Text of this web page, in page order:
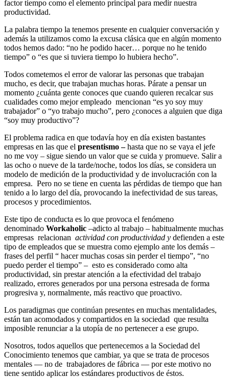
factor tiempo como el elemento principal para medir nuestra
productividad.
La palabra tiempo la tenemos presente en cualquier conversación y
además la utilizamos como la excusa clásica que en algún momento
todos hemos dado: “no he podido hacer… porque no he tenido
tiempo” o “es que si tuviera tiempo lo hubiera hecho”.
Todos cometemos el error de valorar las personas que trabajan
mucho, es decir, que trabajan muchas horas. Párate a pensar un
momento ¿cuánta gente conoces que cuando quieren recalcar sus
cualidades como mejor empleado mencionan “es yo soy muy
trabajador” o “yo trabajo mucho”, pero ¿conoces a alguien que diga
“soy muy productivo”?
El problema radica en que todavía hoy en día existen bastantes
empresas en las que el presentismo –hasta que no se vaya el jefe
no me voy – sigue siendo un valor que se cuida y promueve. Salir a
las ocho o nueve de la tarde/noche, todos los días, se considera un
modelo de medición de la productividad y de involucración con la
empresa. Pero no se tiene en cuenta las pérdidas de tiempo que han
tenido a lo largo del día, provocando la inefectividad de sus tareas,
procesos y procedimientos.
Este tipo de conducta es lo que provoca el fenómeno
denominado Workaholic –adicto al trabajo – habitualmente muchas
empresas relacionan actividad con productividad y defienden a este
tipo de empleados que se muestra como ejemplo ante los demás –
frases del perfil “ hacer muchas cosas sin perder el tiempo”, “no
puedo perder el tiempo” – esto es considerado como alta
productividad, sin prestar atención a la efectividad del trabajo
realizado, errores generados por una persona estresada de forma
progresiva y, normalmente, más reactivo que proactivo.
Los paradigmas que continúan presentes en muchas mentalidades,
están tan acomodados y compartidos en la sociedad que resulta
imposible renunciar a la utopía de no pertenecer a ese grupo.
Nosotros, todos aquellos que pertenecemos a la Sociedad del
Conocimiento tenemos que cambiar, ya que se trata de procesos
mentales — no de trabajadores de fábrica — por este motivo no
tiene sentido aplicar los estándares productivos de éstos.